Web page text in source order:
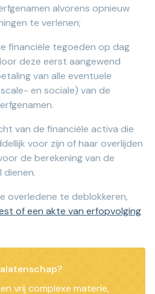
alvorens opnieuw
te verlenen;
financiële tegoeden op dag
deze eerst aangewend
van alle eventuele
en sociale) van de
van de financiële activa die
voor zijn of haar overlijden
de berekening van de
dienen.
overledene te deblokkeren,
of een akte van erfopvolging
vrij complexe materie,